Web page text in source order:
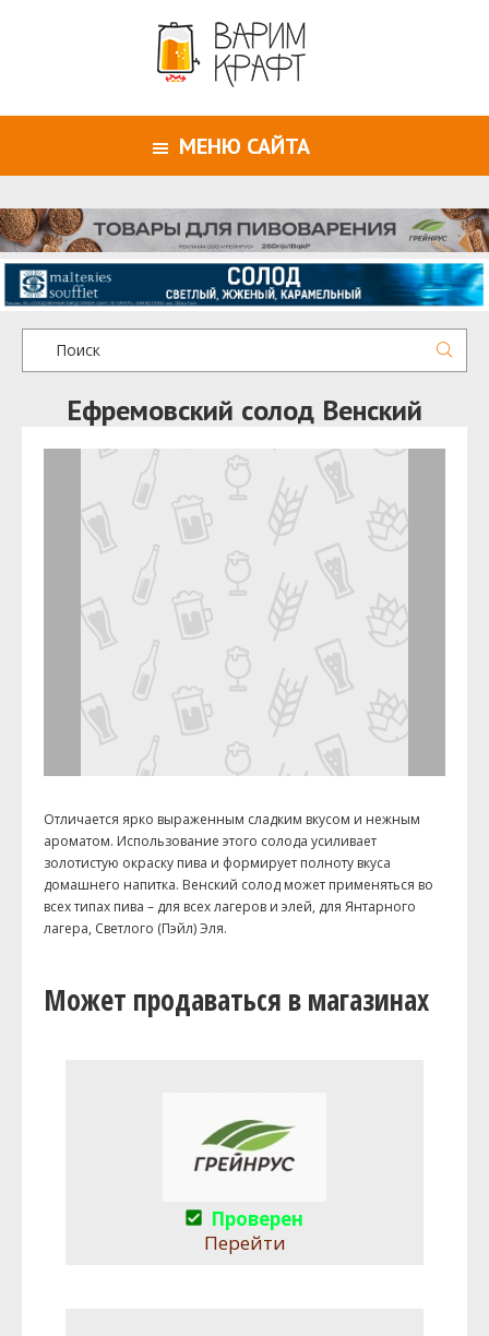
МЕНЮ САЙТА
Ефремовский солод Венский
Отличается ярко выраженным сладким вкусом и нежным
ароматом. Использование этого солода усиливает
золотистую окраску пива и формирует полноту вкуса
домашнего напитка. Венский солод может применяться во
всех типах пива – для всех лагеров и элей, для Янтарного
лагера, Светлого (Пэйл) Эля.
Может продаваться в магазинах
Проверен
Перейти